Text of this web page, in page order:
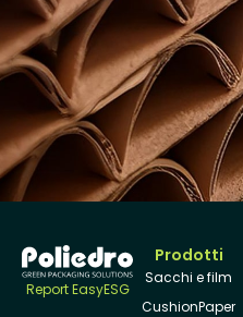
Report EasyESG
Prodotti
Sacchi e film
CushionPaper